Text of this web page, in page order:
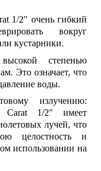
вокруг
кустарники.
Это означает, что
воды.
излучению:
Carat 1/2" имеет
лучей, что
целостность и
использовании на